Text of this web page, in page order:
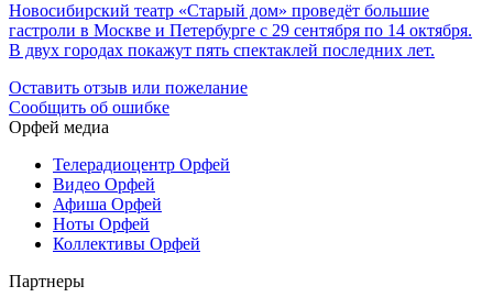
Новосибирский театр «Старый дом» проведёт большие
гастроли в Москве и Петербурге с 29 сентября по 14 октября.
В двух городах покажут пять спектаклей последних лет.
Оставить отзыв или пожелание
Сообщить об ошибке
Орфей медиа
Телерадиоцентр Орфей
Видео Орфей
Афиша Орфей
Ноты Орфей
Коллективы Орфей
Партнеры